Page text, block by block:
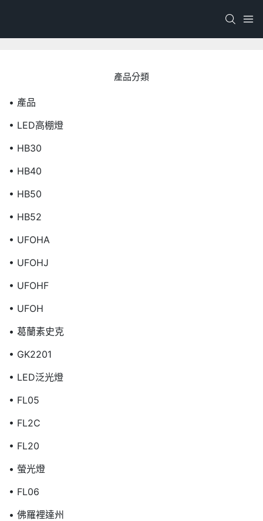
產品分類
• 產品
• LED高棚燈
• HB30
• HB40
• HB50
• HB52
• UFOHA
• UFOHJ
• UFOHF
• UFOH
• 葛蘭素史克
• GK2201
• LED泛光燈
• FL05
• FL2C
• FL20
• 螢光燈
• FL06
• 佛羅裡達州